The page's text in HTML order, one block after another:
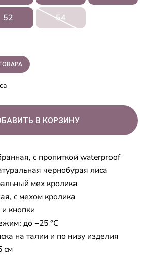
52 54
с пропиткой waterproof
чернобурая лиса
мех кролика
с мехом кролика
кнопки
до −25 °C
на талии и по низу изделия
см